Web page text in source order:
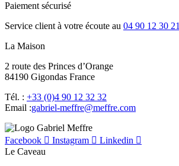
Paiement sécurisé
Service client à votre écoute au 04 90 12 30 21
La Maison
2 route des Princes d’Orange
84190 Gigondas France
Tél. : +33 (0)4 90 12 32 32
Email :moc.erffem@erffem-leirbag
Facebook Instagram
Linkedin
Le Caveau